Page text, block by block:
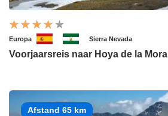
Europa Sierra Nevada
Voorjaarsreis naar Hoya de la Mora
Afstand 65 km